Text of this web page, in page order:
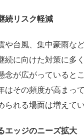
続リスク軽減
台風、集中豪雨な
続に向けた対策に多
念が広がっていると
はその頻度が高まっ
れる場面は増えてい
エッジのニーズ拡大